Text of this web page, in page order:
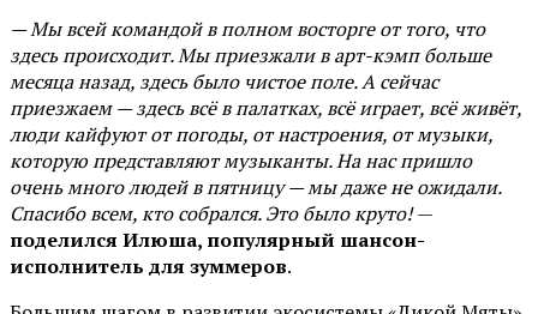
— Мы всей командой в полном восторге от того, что
здесь происходит. Мы приезжали в арт-кэмп больше
месяца назад, здесь было чистое поле. А сейчас
приезжаем — здесь всё в палатках, всё играет, всё живёт,
люди кайфуют от погоды, от настроения, от музыки,
которую представляют музыканты. На нас пришло
очень много людей в пятницу — мы даже не ожидали.
Спасибо всем, кто собрался. Это было круто!—
поделился Илюша, популярный шансон-
исполнитель для зуммеров.